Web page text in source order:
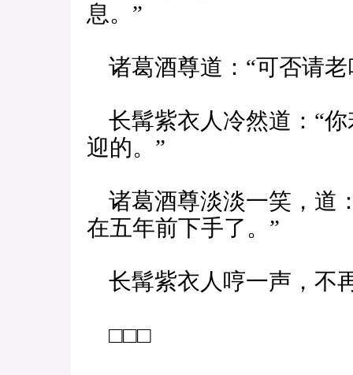
息。”
诸葛酒尊道：“可否请老
长髯紫衣人冷然道：“
迎的。”
诸葛酒尊淡淡一笑，道
在五年前下手了。”
长髯紫衣人哼一声，不
□□□